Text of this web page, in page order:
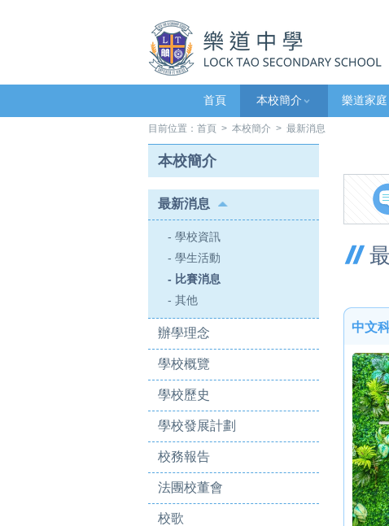
首頁 本校簡介 樂道家庭
目前位置： 首頁 > 本校簡介 > 最新消息
本校簡介
最新消息
- 學校資訊
- 學生活動
- 比賽消息
- 其他
辦學理念
學校概覽
學校歷史
學校發展計劃
校務報告
法團校董會
校歌
中文